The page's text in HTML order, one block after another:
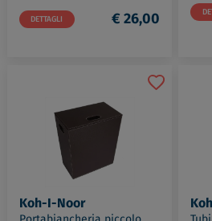
DETTAGLI € 26,00
Koh-I-Noor